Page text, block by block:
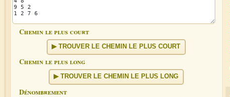
Chemin le plus court
TROUVER LE CHEMIN LE PLUS COURT
Chemin le plus long
TROUVER LE CHEMIN LE PLUS LONG
Dénombrement